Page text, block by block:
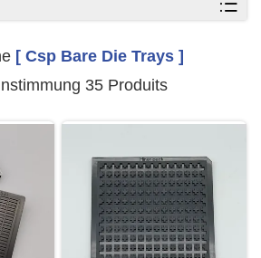
[ Csp Bare Die Trays ]
35 Produits